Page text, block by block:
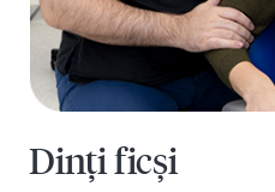
Dinți ficși